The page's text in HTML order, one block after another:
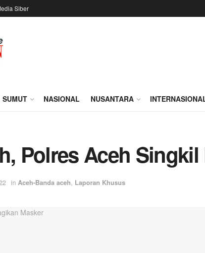
Siber
SUMUT NASIONAL NUSANTARA
Polres Aceh
in Aceh-Banda aceh, Laporan Khusus